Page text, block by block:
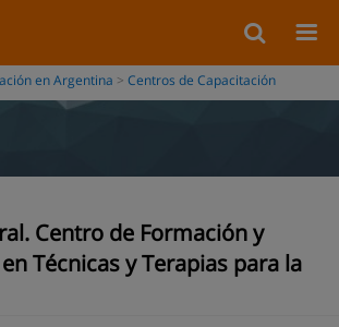
en Argentina Centros de Capacitación
Centro de Formación y
Técnicas y Terapias para la